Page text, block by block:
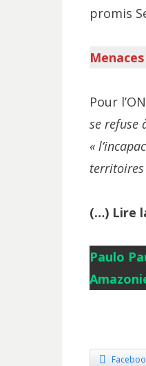
promis
Pour
se refuse
«
territoires
(…) Lire
Paulo